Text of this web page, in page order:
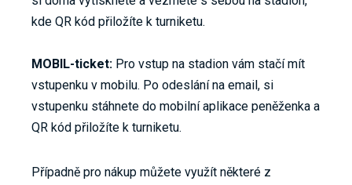
kde QR kód přiložíte k turniketu.
MOBIL-ticket: Pro vstup na stadion vám stačí mít
vstupenku v mobilu. Po odeslání na email, si
vstupenku stáhnete do mobilní aplikace peněženka a
QR kód přiložíte k turniketu.
Případně pro nákup můžete využít některé z